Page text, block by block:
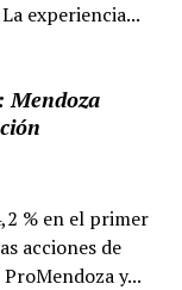
experiencia...
Mendoza
% en el primer
acciones de
y...